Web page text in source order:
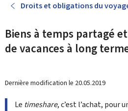
Menu
actif
Droits et obligations du
Biens à temps partagé
de vacances à long
Dernière modification le 20.05.2019
Le timeshare, c’est l’achat, pour